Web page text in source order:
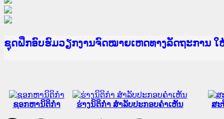
Ministry of Justice Lao PDR
ເຜີຍແຜ່ວັບໄຊຈົດໝາຍເຫດທາງລັດຖະການ ແລະ ແອັ
ກະຊວງຍຸຕິທຳ
ຊຸດຝຶກອົບຮົມວຽກງານຈົດໝາຍເຫດທາງລັດຖະການ
ກອງປະຊຸມທົບທວນຄືນການຈັດຕັ້ງປະຕິບັດວຽກງານຈົ
ຝຶກອົບຮົມ ຜູ່ປະສານງານວຽກງານຈົດໝາຍເຫດທາງລັ
ຝຶກອົບຮົມ ຜູ່ປະສານງານວຽກງານຈົດໝາຍເຫດທາງລັ
ເຜີຍແຜ່ແອັບກົດໝາຍລາວ ແລະ ເວັບໄຊຈົດໝາຍເຫດ
ເຜີຍແຜ່ແອັບກົດໝາຍລາວ ແລະ ເວັບໄຊຈົດໝາຍເຫດ
ຍົກລະດັບວຽກງານຈົດໝາຍເຫດທາງລັດຖະການໃຫ້ຜູ້
ຊຸດຝຶກອົບຮົມວຽກງານຈົດໝາຍເຫດທາງລັດຖະການ ໃ
ຊອກຫານິຕິກໍາ ຮ່າງນິຕິກໍາ ສໍາລັບປະກອບຄໍາເຫັນ ສະ